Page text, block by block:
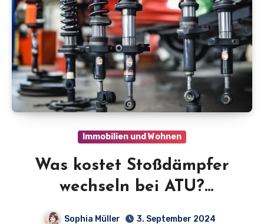
Immobilien und Wohnen
Was kostet Stoßdämpfer
wechseln bei ATU?
Entdecken Sie die Preise
Sophia Müller
3. September 2024